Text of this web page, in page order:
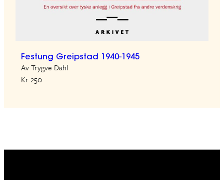
Festung Greipstad 1940-1945
Av Trygve Dahl
Kr 250